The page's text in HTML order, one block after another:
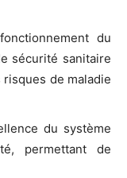
du
sécurité sanitaire
de maladie
du système
permettant de